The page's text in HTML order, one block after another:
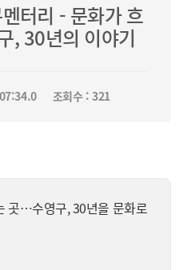
터리 - 문화가 흐
, 30년의 이야기
조회수 : 321
곳…수영구, 30년을 문화로